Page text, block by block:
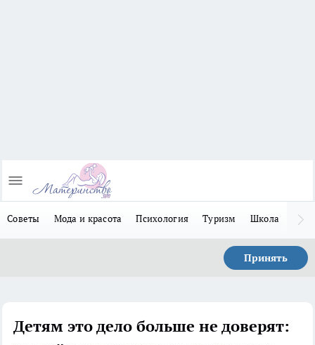
Советы Мода и красота Психология Туризм Школа
Принять
Детям это дело больше не доверят: